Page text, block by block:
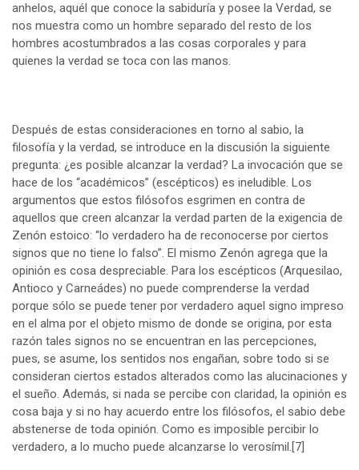
anhelos, aquél que conoce la sabiduría y posee la Verdad, se
nos muestra como un hombre separado del resto de los
hombres acostumbrados a las cosas corporales y para
quienes la verdad se toca con las manos.
Después de estas consideraciones en torno al sabio, la
filosofía y la verdad, se introduce en la discusión la siguiente
pregunta: ¿es posible alcanzar la verdad? La invocación que se
hace de los “académicos” (escépticos) es ineludible. Los
argumentos que estos filósofos esgrimen en contra de
aquellos que creen alcanzar la verdad parten de la exigencia de
Zenón estoico: “lo verdadero ha de reconocerse por ciertos
signos que no tiene lo falso”. El mismo Zenón agrega que la
opinión es cosa despreciable. Para los escépticos (Arquesilao,
Antioco y Carneádes) no puede comprenderse la verdad
porque sólo se puede tener por verdadero aquel signo impreso
en el alma por el objeto mismo de donde se origina, por esta
razón tales signos no se encuentran en las percepciones,
pues, se asume, los sentidos nos engañan, sobre todo si se
consideran ciertos estados alterados como las alucinaciones y
el sueño. Además, si nada se percibe con claridad, la opinión es
cosa baja y si no hay acuerdo entre los filósofos, el sabio debe
abstenerse de toda opinión. Como es imposible percibir lo
verdadero, a lo mucho puede alcanzarse lo verosímil.[7]